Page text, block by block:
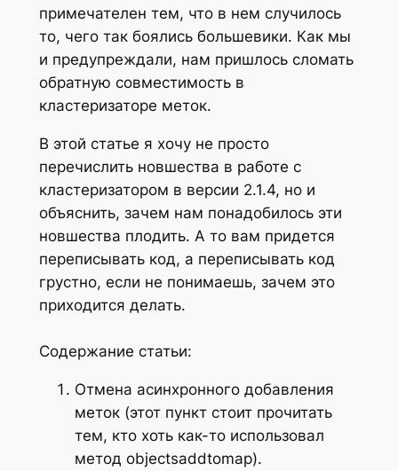
примечателен тем, что в нем случилось
то, чего так боялись большевики. Как мы
и предупреждали, нам пришлось сломать
обратную совместимость в
кластеризаторе меток.
В этой статье я хочу не просто
перечислить новшества в работе с
кластеризатором в версии 2.1.4, но и
объяснить, зачем нам понадобилось эти
новшества плодить. А то вам придется
переписывать код, а переписывать код
грустно, если не понимаешь, зачем это
приходится делать.
Содержание статьи:
Отмена асинхронного добавления
меток (этот пункт стоит прочитать
тем, кто хоть как-то использовал
метод objectsaddtomap).